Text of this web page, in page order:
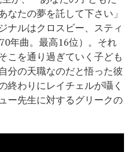
なたの夢を託して下さい」
ナルはクロスビー、スティ
年曲。最高16位）。それ
こを通り過ぎていく子ども
分の天職なのだと悟った彼
終わりにレイチェルが囁く
ー先生に対するグリークの